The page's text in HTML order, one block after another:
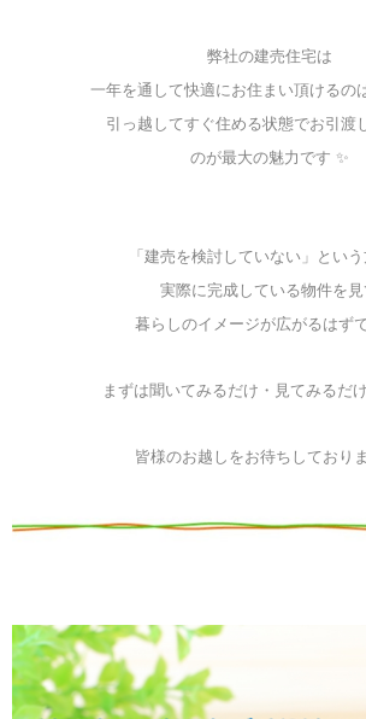
弊社の建売住宅は
一年を通して快適にお住まい頂けるの
引っ越してすぐ住める状態でお引渡
のが最大の魅力です ✨
「建売を検討していない」とい
実際に完成している物件を見
暮らしのイメージが広がるはず
まずは聞いてみるだけ・見てみるだ
皆様のお越しをお待ちしており